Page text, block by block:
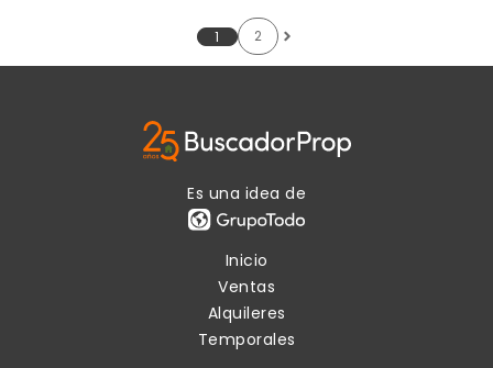
1 2
Es una idea de
Inicio
Ventas
Alquileres
Temporales